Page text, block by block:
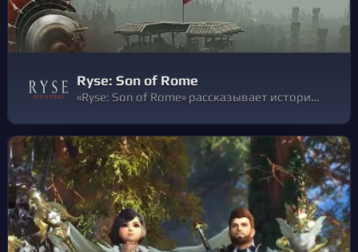
Ryse: Son of Rome
«Ryse: Son of Rome» рассказывает историю Мариуса Тита, молодого римского солдата, на глазах которого, от рук варваров, погибает вся его семья. После этого, мечтая о мести, он направляется с римской армии к Британии. Быстро добиваясь успехов, Мариус должен стать лидером войска и защитником Империи.